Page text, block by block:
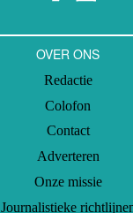
OVER ONS
Redactie
Colofon
Contact
Adverteren
Onze missie
Journalistieke